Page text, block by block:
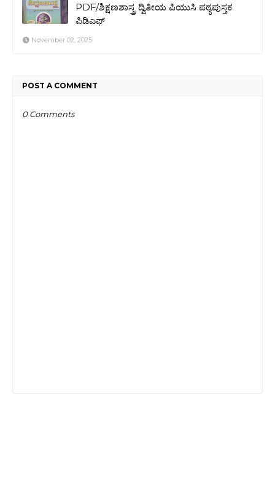
PDF/ಶಿಕ್ಷಣಶಾಸ್ತ್ರ ದ್ವಿತೀಯ ಪಿಯುಸಿ ಪಠ್ಯಪುಸ್ತಕ
ಪಿಡಿಎಫ್
November 02, 2025
POST A COMMENT
0 Comments